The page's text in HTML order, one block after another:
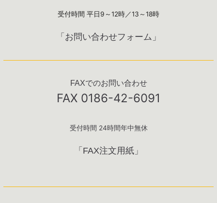
受付時間 平日9～12時／13～18時
「お問い合わせフォーム」
FAXでのお問い合わせ
FAX 0186-42-6091
受付時間 24時間年中無休
「FAX注文用紙」